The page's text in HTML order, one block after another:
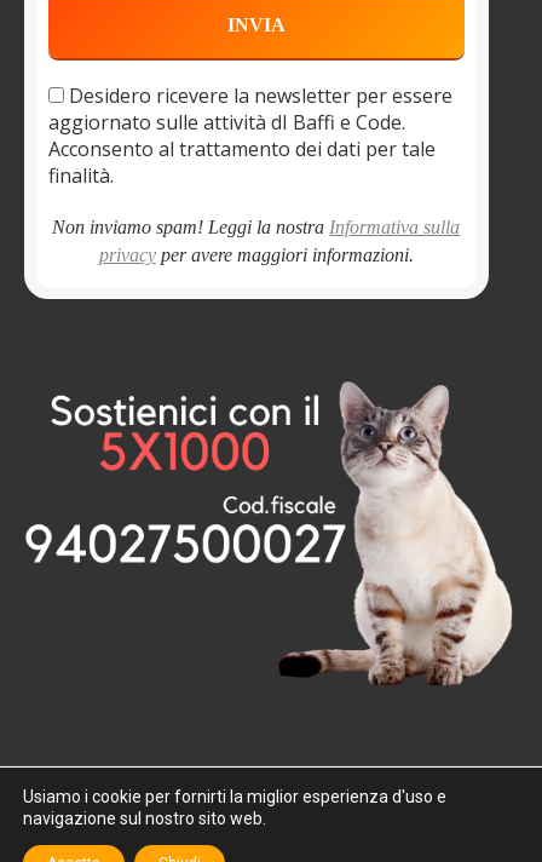
Desidero ricevere la newsletter per essere
aggiornato sulle attività dI Baffi e Code.
Acconsento al trattamento dei dati per tale
finalità.
Non inviamo spam! Leggi la nostra Informativa sulla
privacyper avere maggiori informazioni.
2026 - Baffi e Code ODV
Usiamo i cookie per fornirti la miglior esperienza d'uso e
navigazione sul nostro sito web.